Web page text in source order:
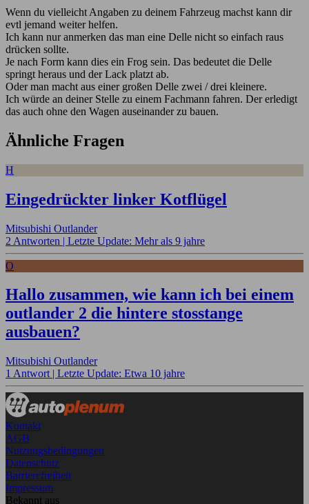
Wenn du vielleicht Angaben zu deinem Fahrzeug machst kann dir
evtl jemand weiter helfen.
Ich kann nur anmerken das man eine Delle nicht so einfach raus
drücken sollte.
Je nach Form kann dies ein Frog sein. Das bedeutet die Delle
springt heraus und der Lack platzt ab.
Oder man macht aus einer großen Delle zwei / drei kleinere.
Ich würde an deiner Stelle zu einem Fachmann fahren. Der erledigt
das auch ohne den Wagen auseinander zu bauen.
Ähnliche Fragen
H
Eingedrückter linker Kotflügel
Mitsubishi Outlander
2 Antworten | Letzte Update: Mehr als 9 jahre
O
Hallo zusammen, wie kann ich bei einem
outlander 2 die hintere stosstange
ausbauen?
Mitsubishi Outlander
1 Antwort | Letzte Update: Etwa 10 jahre
Kontakt
AGB
Nutzungsbedingungen
Datenschutz
Barrierefreiheit
Impressum
Bekannt aus